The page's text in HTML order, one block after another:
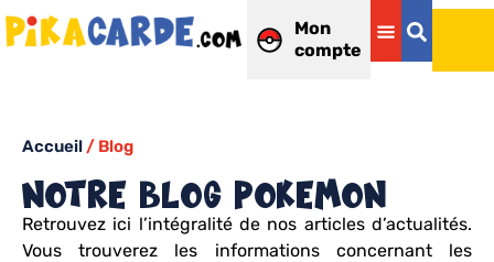
Mon
compte
Accueil / Blog
Notre blog pokemon
Retrouvez ici l’intégralité de nos articles d’actualités.
Vous trouverez les informations concernant les